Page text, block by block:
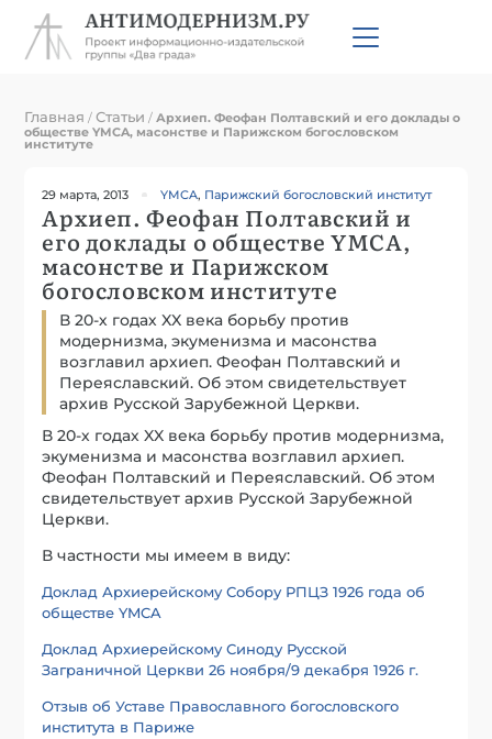
Главная /Статьи /Архиеп. Феофан Полтавский и его доклады о
обществе YMCA, масонстве и Парижском богословском
институте
29 марта, 2013 YMCA, Парижский богословский институт
Архиеп. Феофан Полтавский и
его доклады о обществе YMCA,
масонстве и Парижском
богословском институте
В 20-х годах XX века борьбу против
модернизма, экуменизма и масонства
возглавил архиеп. Феофан Полтавский и
Переяславский. Об этом свидетельствует
архив Русской Зарубежной Церкви.
В 20-х годах XX века борьбу против модернизма,
экуменизма и масонства возглавил архиеп.
Феофан Полтавский и Переяславский. Об этом
свидетельствует архив Русской Зарубежной
Церкви.
В частности мы имеем в виду:
Доклад Архиерейскому Собору РПЦЗ 1926 года об
обществе YMCA
Доклад Архиерейскому Синоду Русской
Заграничной Церкви 26 ноября/9 декабря 1926 г.
Отзыв об Уставе Православного богословского
института в Париже